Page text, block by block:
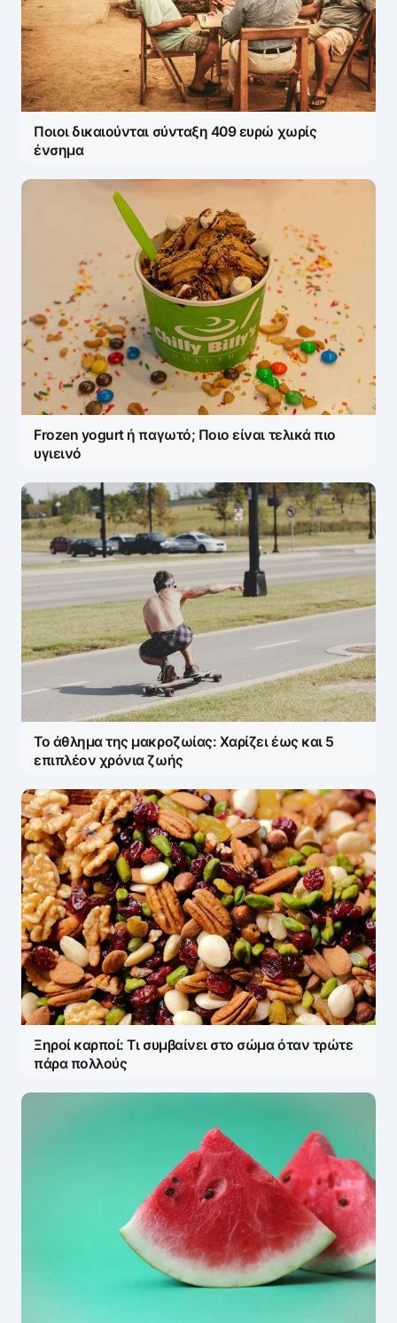
Ποιοι δικαιούνται σύνταξη 409 ευρώ χωρίς
ένσημα
Frozen yogurt ή παγωτό; Ποιο είναι τελικά πιο
υγιεινό
Το άθλημα της μακροζωίας: Χαρίζει έως και 5
επιπλέον χρόνια ζωής
Ξηροί καρποί: Τι συμβαίνει στο σώμα όταν τρώτε
πάρα πολλούς